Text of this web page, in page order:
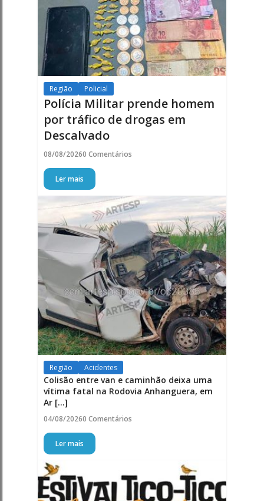
Região Policial
Polícia Militar prende homem
por tráfico de drogas em
Descalvado
08/08/20260 Comentários
Ler mais
Região Acidentes
Colisão entre van e caminhão deixa uma
vítima fatal na Rodovia Anhanguera, em
Ar [...]
04/08/20260 Comentários
Ler mais